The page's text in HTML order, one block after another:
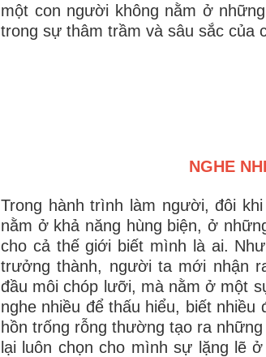
một con người không nằm ở
trong sự thâm trầm và sâu sắc của
NGHE
Trong hành trình làm người, đôi
nằm ở khả năng hùng biện, ở
cho cả thế giới biết mình là ai.
trưởng thành, người ta mới nhận
đầu môi chóp lưỡi, mà nằm ở một
nghe nhiều để thấu hiểu, biết
hồn trống rỗng thường tạo ra
lại luôn chọn cho mình sự lặng lẽ